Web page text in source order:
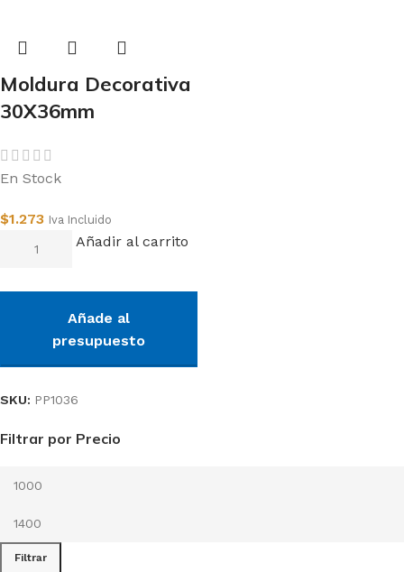
Filtrar por Precio
Filtrar
Moldura Decorativa
30X36mm
En Stock
$1.273 Iva Incluido
Añadir al carrito
Añade al
presupuesto
SKU: PP1036